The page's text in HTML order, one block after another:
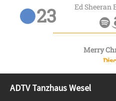
ADTV Tanzhaus Wesel